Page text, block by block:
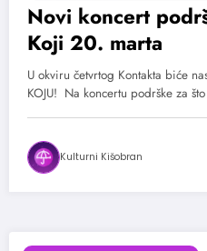
Novi koncert
Koji 20. marta
U okviru četvrtog Kontakta biće
KOJU! Na koncertu podrške za
Kulturni Kišobran